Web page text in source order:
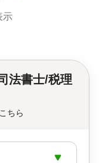
示
法書士/税理
ちら